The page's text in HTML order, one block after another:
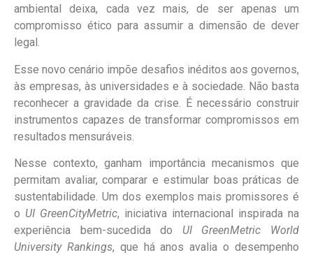
ambiental deixa, cada vez mais, de ser apenas um
compromisso ético para assumir a dimensão de dever
legal.
Esse novo cenário impõe desafios inéditos aos governos,
às empresas, às universidades e à sociedade. Não basta
reconhecer a gravidade da crise. É necessário construir
instrumentos capazes de transformar compromissos em
resultados mensuráveis.
Nesse contexto, ganham importância mecanismos que
permitam avaliar, comparar e estimular boas práticas de
sustentabilidade. Um dos exemplos mais promissores é
o UI GreenCityMetric, iniciativa internacional inspirada na
experiência bem-sucedida do UI GreenMetric World
University Rankings, que há anos avalia o desempenho